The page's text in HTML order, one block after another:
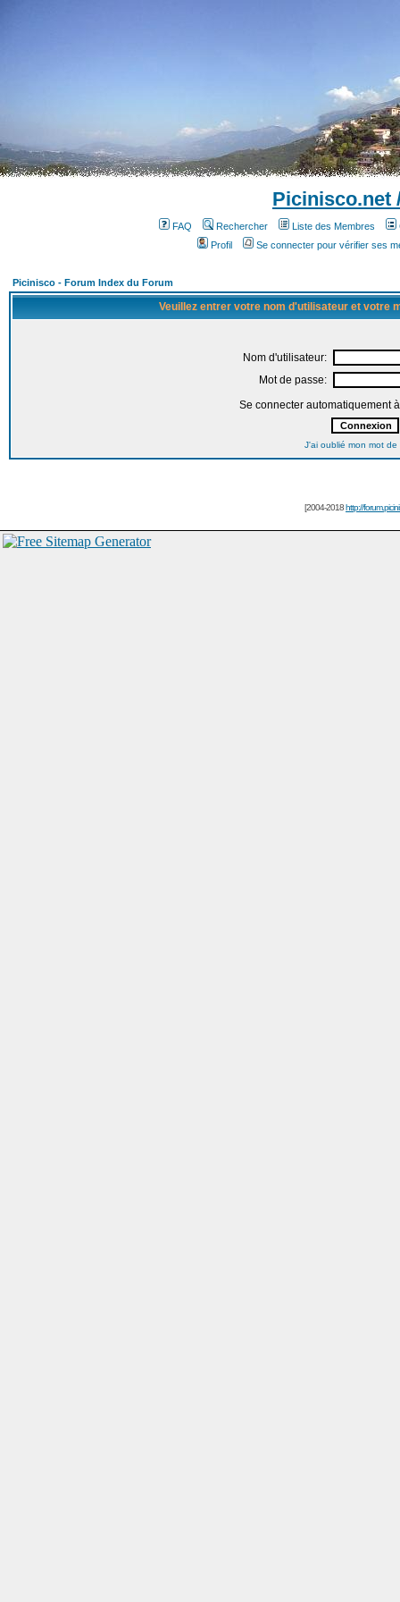
Picinisco.net
FAQ Rechercher Liste des Membres
Profil
Se connecter pour vérifier ses
Picinisco - Forum Index du Forum
Veuillez entrer votre nom d'utilisateur et votre
Nom d'utilisateur:
Mot de passe:
Se connecter automatiquement
J'ai oublié mon mot de
[2004-2018http://